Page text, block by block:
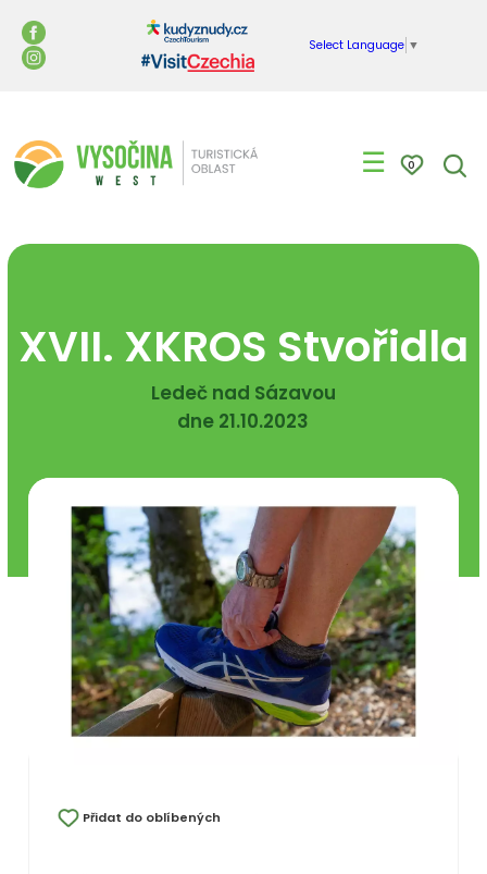
Select Language ▼
☰ 0
XVII. XKROS Stvořidla
Ledeč nad Sázavou
dne 21.10.2023
Přidat do oblíbených